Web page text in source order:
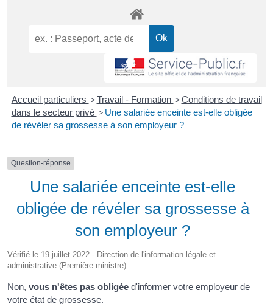
Accueil particuliers > Travail - Formation > Conditions de travail
dans le secteur privé > Une salariée enceinte est-elle obligée
de révéler sa grossesse à son employeur ?
Question-réponse
Une salariée enceinte est-elle
obligée de révéler sa grossesse à
son employeur ?
Vérifié le 19 juillet 2022 - Direction de l'information légale et
administrative (Première ministre)
Non, vous n'êtes pas obligée d'informer votre employeur de
votre état de grossesse.